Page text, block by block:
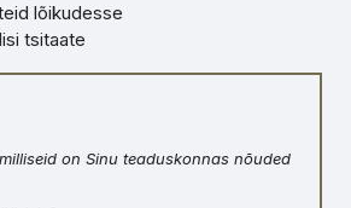
lõikudesse
tsitaate
on Sinu teaduskonnas nõuded